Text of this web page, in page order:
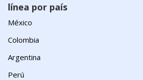
línea por país
México
Colombia
Argentina
Perú